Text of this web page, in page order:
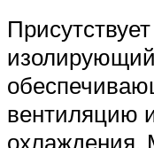
изолирующий
вентиляцию
охлаждения.